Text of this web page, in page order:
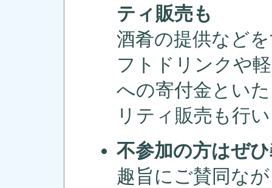
ティ販売も
酒肴の提供など
フトドリンクや
への寄付金とい
リティ販売も行
不参加の方はぜ
趣旨にご賛同な